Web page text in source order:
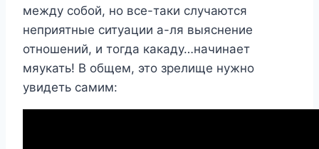
между собой, но все-таки случаются
неприятные ситуации а-ля выяснение
отношений, и тогда какаду…начинает
мяукать! В общем, это зрелище нужно
увидеть самим: